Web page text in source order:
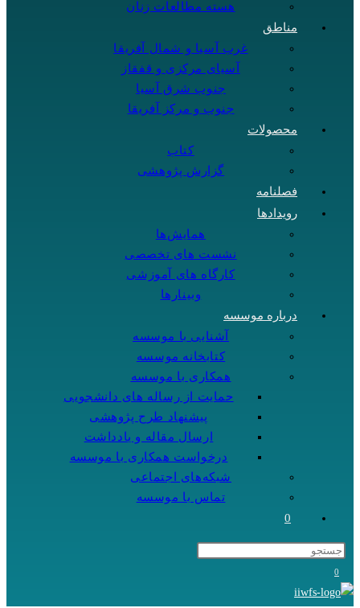
هسته مطالعات زنان
مناطق
غرب آسیا و شمال آفریقا
آسیای مرکزی و قفقاز
جنوب شرق آسیا
جنوب و مرکز آفریقا
محصولات
کتاب
گزارش پژوهشی
فصلنامه
رویدادها
همایش‌ها
نشست های تخصصی
کارگاه های آموزشی
وبینارها
درباره موسسه
آشنایی با موسسه
کتابخانه موسسه
همکاری با موسسه
حمایت از رساله های دانشجویی
پیشنهاد طرح پژوهشی
ارسال مقاله و یادداشت
درخواست همکاری با موسسه
شبکه‌های اجتماعی
تماس با موسسه
0
0